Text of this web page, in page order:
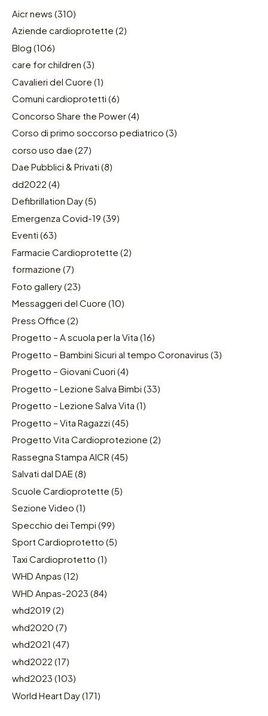
Aicr news (310)
Aziende cardioprotette (2)
Blog (106)
care for children (3)
Cavalieri del Cuore (1)
Comuni cardioprotetti (6)
Concorso Share the Power(4)
Corso di primo soccorso pediatrico (3)
corso uso dae (27)
Dae Pubblici & Privati (8)
dd2022 (4)
Defibrillation Day(5)
Emergenza Covid-19 (39)
Eventi (63)
Farmacie Cardioprotette (2)
formazione (7)
Foto gallery(23)
Messaggeri del Cuore (10)
Press Office (2)
Progetto – A scuola per la Vita (16)
Progetto – Bambini Sicuri al tempo Coronavirus (3)
Progetto – Giovani Cuori (4)
Progetto – Lezione Salva Bimbi (33)
Progetto – Lezione Salva Vita (1)
Progetto – Vita Ragazzi (45)
Progetto Vita Cardioprotezione (2)
Rassegna Stampa AICR (45)
Salvati dal DAE (8)
Scuole Cardioprotette (5)
Sezione Video (1)
Specchio dei Tempi (99)
Sport Cardioprotetto (5)
Taxi Cardioprotetto (1)
WHD Anpas (12)
WHD Anpas-2023 (84)
whd2019 (2)
whd2020 (7)
whd2021 (47)
whd2022 (17)
whd2023 (103)
World Heart Day(171)